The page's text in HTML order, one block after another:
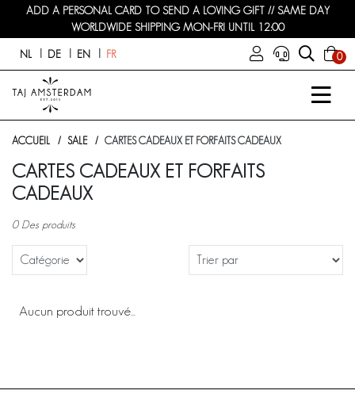
ADD A PERSONAL CARD TO SEND A LOVING GIFT // SAME DAY
WORLDWIDE SHIPPING MON-FRI UNTIL 12:00
NL DE EN FR 0
ACCUEIL SALE CARTES CADEAUX ET FORFAITS CADEAUX
CARTES CADEAUX ET FORFAITS
CADEAUX
0 Des produits
Aucun produit trouvé...